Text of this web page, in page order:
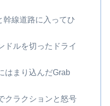
幹線道路に入ってひ
ドルを切ったドライ
はまり込んだGrab
クラクションと怒号